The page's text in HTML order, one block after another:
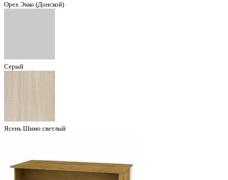
Орех Экко (Донской)
Серый
Ясень Шимо светлый